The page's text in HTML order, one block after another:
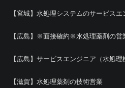
【宮城】水処理システムのサービスエ
【広島】※面接確約※水処理薬剤の
【広島】サービスエンジニア（水処
【滋賀】水処理薬剤の技術営業